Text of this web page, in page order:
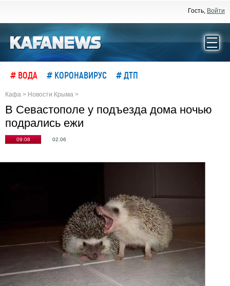
Гость, Войти
# ВОДА # КОРОНАВИРУС # ДТП
Кафа > Новости Крыма >
В Севастополе у подъезда дома ночью
подрались ежи
09:08 02.06